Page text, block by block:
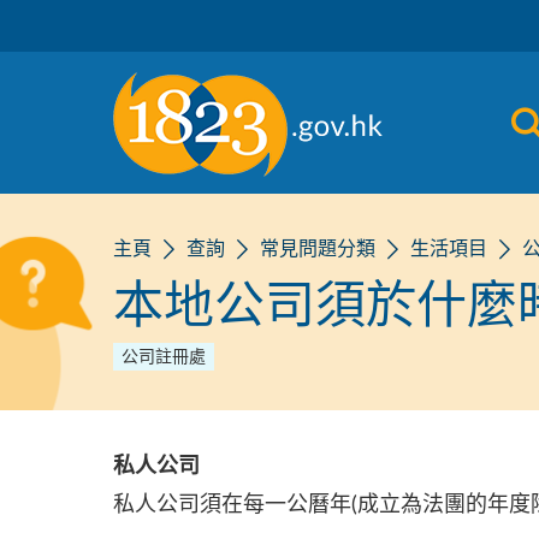
主頁 查詢 常見問題分類 生活項目
本地公司須於什
公司註冊處
私人公司
私人公司須在每一公曆年(成立為法團的年